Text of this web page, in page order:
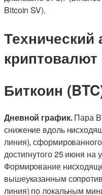
Bitcoin SV).
Биткоин
Дневной график.Пара
снижение вдоль
линия),
достигнутого 25 июня на
Формирование
вышеуказанным
линия) по локальным